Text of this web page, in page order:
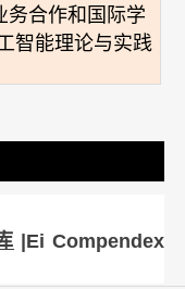
务合作和国际学
智能理论与实践
|Ei Compendex